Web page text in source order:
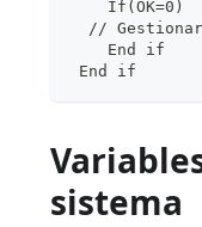
If(OK=0)
//
End if
End if
sistema